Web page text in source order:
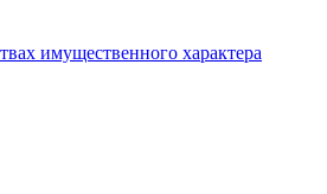
имущественного характера